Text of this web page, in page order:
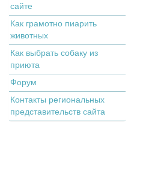
сайте
Как грамотно пиарить
животных
Как выбрать собаку из
приюта
Форум
Контакты региональных
представительств сайта